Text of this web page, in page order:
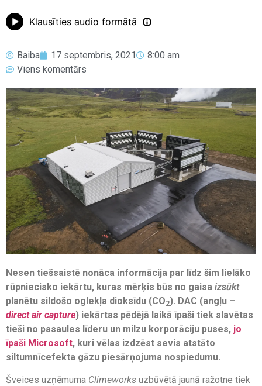
Klausīties audio formātā
Baiba 17 septembris, 2021
8:00 am
Viens komentārs
Nesen tiešsaistē nonāca informācija par līdz šim lielāko
rūpniecisko iekārtu, kuras mērķis būs no gaisa izsūkt
planētu sildošo oglekļa dioksīdu (CO2). DAC (angļu –
direct air capture) iekārtas pēdējā laikā īpaši tiek slavētas
tieši no pasaules līderu un milzu korporāciju puses, jo
īpaši Microsoft, kuri vēlas izdzēst sevis atstāto
siltumnīcefekta gāzu piesārņojuma nospiedumu.
Šveices uzņēmuma Climeworks uzbūvētā jaunā ražotne tiek